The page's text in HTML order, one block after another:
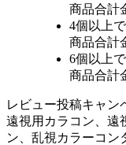
商品合計
4個 以上
商品合計
6個 以上
商品合計
レビュー投稿キャン
遠視用カラコン、遠
ン、乱視カラーコン